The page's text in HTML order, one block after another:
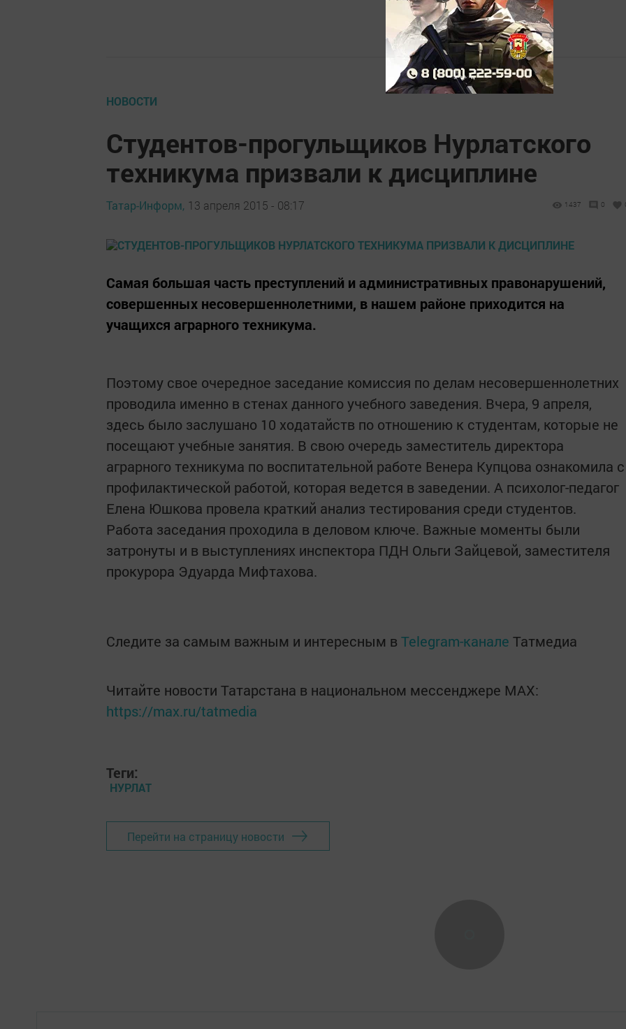
НОВОСТИ
Студентов-прогульщиков Нурлатского
техникума призвали к дисциплине
Татар-Информ, 13 апреля 2015 - 08:17 1437 0
Самая большая часть преступлений и административных правонарушений,
совершенных несовершеннолетними, в нашем районе приходится на
учащихся аграрного техникума.
Поэтому свое очередное заседание комиссия по делам несовершеннолетних
проводила именно в стенах данного учебного заведения. Вчера, 9 апреля,
здесь было заслушано 10 ходатайств по отношению к студентам, которые не
посещают учебные занятия. В свою очередь заместитель директора
аграрного техникума по воспитательной работе Венера Купцова ознакомила с
профилактической работой, которая ведется в заведении. А психолог-педагог
Елена Юшкова провела краткий анализ тестирования среди студентов.
Работа заседания проходила в деловом ключе. Важные моменты были
затронуты и в выступлениях инспектора ПДН Ольги Зайцевой, заместителя
прокурора Эдуарда Мифтахова.
Следите за самым важным и интересным в Telegram-канале Татмедиа
Читайте новости Татарстана в национальном мессенджере MАХ:
https://max.ru/tatmedia
Теги:
НУРЛАТ
Перейти на страницу новости